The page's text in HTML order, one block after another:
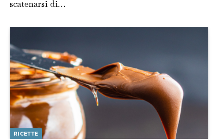
scatenarsi di…
RICETTE